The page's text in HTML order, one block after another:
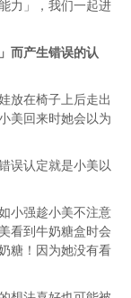
力」，我们一起进
而产生错误的认
放在椅子上后走出
美回来时她会以为
误认定就是小美以
如小强趁小美不注意
看到牛奶糖盒时会
糖！因为她没有看